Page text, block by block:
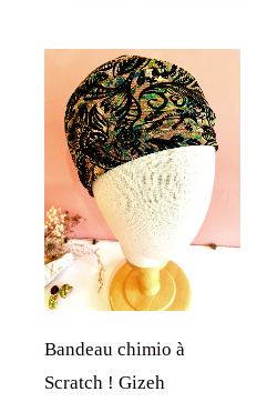
Bandeau chimio à
Scratch ! Gizeh